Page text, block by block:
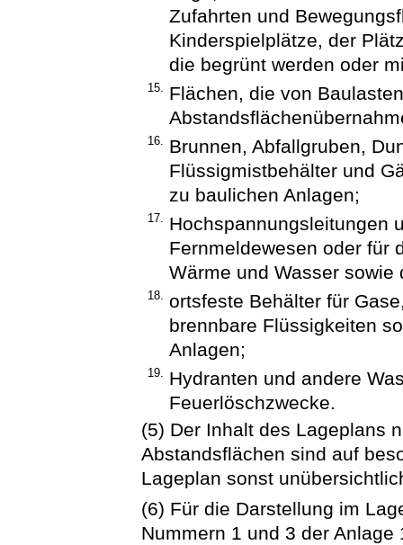
Zufahrten und
Kinderspielplätze, der
die begrünt werden oder
15. Flächen, die von
16. Brunnen, Abfallgruben,
Flüssigmistbehälter und
zu baulichen Anlagen;
17. Hochspannungsleitungen
Fernmeldewesen oder für
Wärme und Wasser
18. ortsfeste Behälter für
brennbare Flüssigkeiten
Anlagen;
19. Hydranten und andere
Feuerlöschzwecke.
(5) Der Inhalt des Lageplans
Abstandsflächen sind auf
Lageplan sonst
(6) Für die Darstellung im
Nummern 1 und 3 der